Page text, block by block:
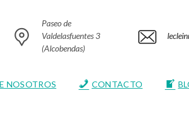
Paseo de
Valdelasfuentes 3
(Alcobendas)
NOSOTROS CONTACTO